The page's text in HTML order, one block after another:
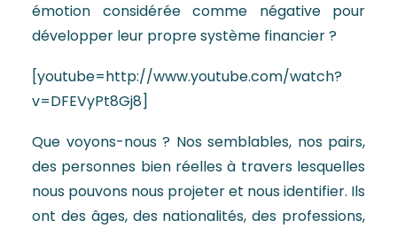
émotion considérée comme négative pour
développer leur propre système financier ?
[youtube=http://www.youtube.com/watch?
v=DFEVyPt8Gj8]
Que voyons-nous ? Nos semblables, nos pairs,
des personnes bien réelles à travers lesquelles
nous pouvons nous projeter et nous identifier. Ils
ont des âges, des nationalités, des professions,